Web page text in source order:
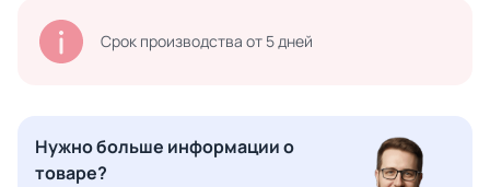
Срок производства от 5 дней
Нужно больше информации о
товаре?